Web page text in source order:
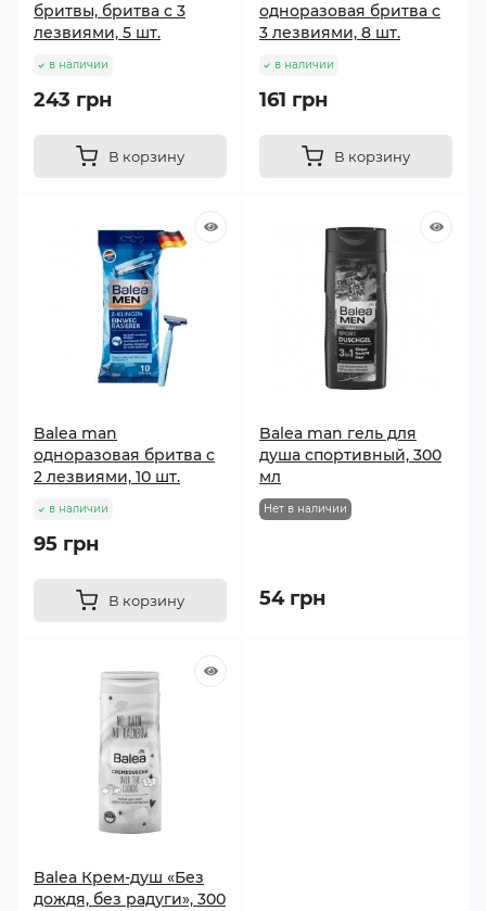
бритвы, бритва с 3
лезвиями, 5 шт.
в наличии
243 грн
В корзину
одноразовая бритва с
3 лезвиями, 8 шт.
в наличии
161 грн
В корзину
Balea man
одноразовая бритва с
2 лезвиями, 10 шт.
в наличии
95 грн
В корзину
Balea man гель для
душа спортивный, 300
мл
Нет в наличии
54 грн
Balea Крем-душ «Без
дождя, без радуги», 300